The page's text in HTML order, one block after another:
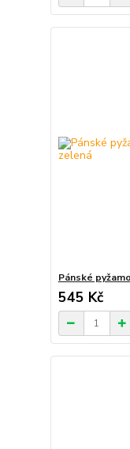
Pánské
545 Kč